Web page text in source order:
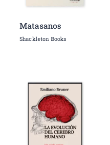
Matasanos
Shackleton Books